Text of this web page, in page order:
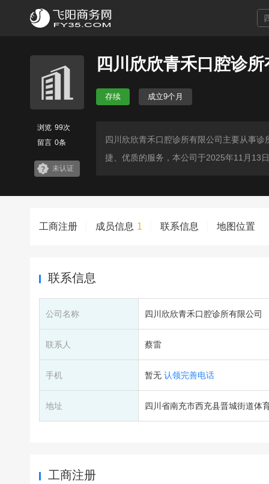
四川欣欣青禾口腔诊
存续 成立9个月
浏览 99次
留言 0条
未认证
四川欣欣青禾口腔诊所有限公司主要从事
捷、优质的服务，本公司于2025年11月13
工商注册 成员信息 1 联系信息 地图位置
联系信息
公司名称 四川欣欣青禾口腔诊所有限公司
联系人 蔡雷
手机 暂无 认领完善电话
地址 四川省南充市西充县晋城街道体
工商注册